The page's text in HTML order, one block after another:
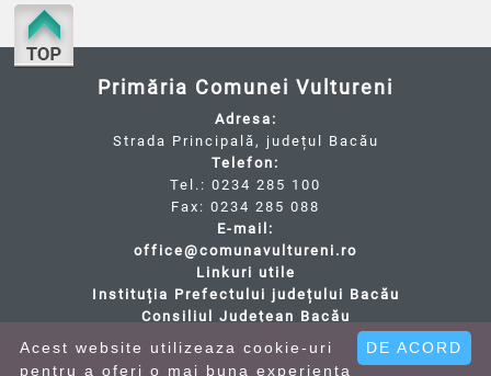
Primăria Comunei Vultureni
Adresa:
Strada Principală, județul Bacău
Telefon:
Tel.: 0234 285 100
Fax: 0234 285 088
E-mail:
office@comunavultureni.ro
Linkuri utile
Instituția Prefectului județului Bacău
Consiliul Județean Bacău
DE ACORD
Acest website utilizeaza cookie-uri
pentru a oferi o mai buna experienta